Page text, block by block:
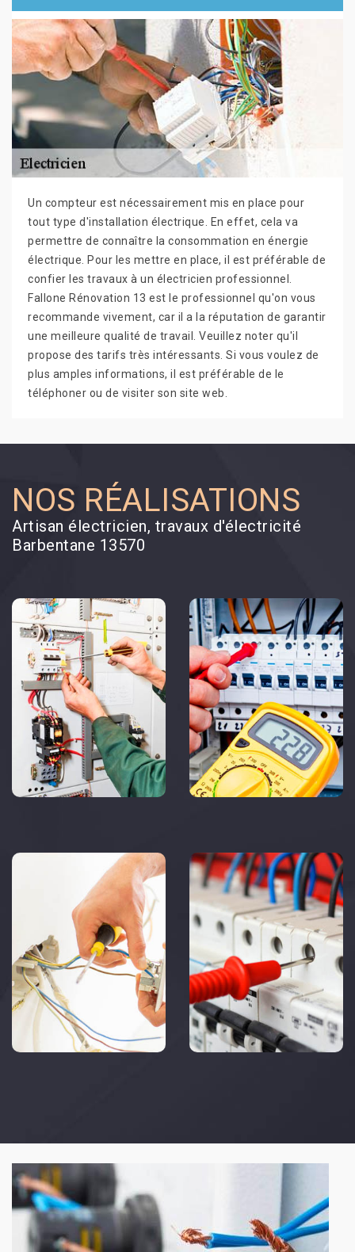
Un compteur est nécessairement mis en place pour
tout type d'installation électrique. En effet, cela va
permettre de connaître la consommation en énergie
électrique. Pour les mettre en place, il est préférable de
confier les travaux à un électricien professionnel.
Fallone Rénovation 13 est le professionnel qu'on vous
recommande vivement, car il a la réputation de garantir
une meilleure qualité de travail. Veuillez noter qu'il
propose des tarifs très intéressants. Si vous voulez de
plus amples informations, il est préférable de le
téléphoner ou de visiter son site web.
NOS RÉALISATIONS
Artisan électricien, travaux d'électricité
Barbentane 13570